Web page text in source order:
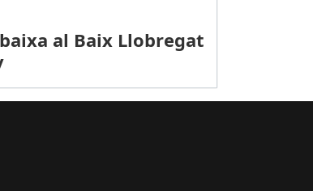
DIVISIÓ D’HONOR MASC.): El CN Sant Feliu
al Baix Llobregat